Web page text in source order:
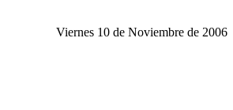
Viernes 10 de Noviembre de 2006